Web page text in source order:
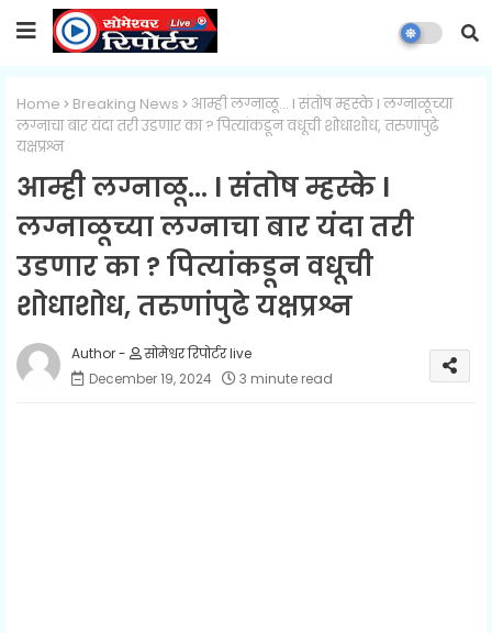
Home Breaking News
आम्ही लग्नाळू... l संतोष म्हस्के l लग्नाळूच्या
लग्नाचा बार यंदा तरी उडणार का ? पित्यांकडून वधूची शोधाशोध, तरुणांपुढे
यक्षप्रश्न
आम्ही लग्नाळू... l संतोष म्हस्के l
लग्नाळूच्या लग्नाचा बार यंदा तरी
उडणार का ? पित्यांकडून वधूची
शोधाशोध, तरुणांपुढे यक्षप्रश्न
सोमेश्वर रिपोर्टर live
December 19, 2024
3 minute read